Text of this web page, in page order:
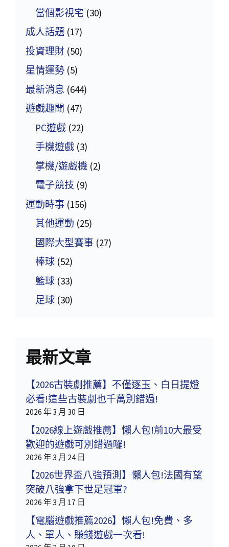
當個影視宅 (30)
成人話題 (17)
投資理財 (50)
星情運勢 (5)
最新消息 (644)
遊戲趣聞 (47)
PC遊戲 (22)
手機遊戲 (3)
掌機/遊戲機 (2)
電子競技 (9)
運動時事 (156)
其他運動 (25)
國際大型賽事 (27)
棒球 (52)
籃球 (33)
足球 (30)
最新文章
【2026古裝劇推薦】不僅逐玉、白日提燈
必看!這些古裝劇也千萬別錯過!
2026 年 3 月 30 日
【2026線上遊戲推薦】懶人包!前10大最受
歡迎的遊戲可別錯過囉!
2026 年 3 月 24 日
【2026世界盃八強預測】懶人包!法國有望
突破八強拿下世足冠軍?
2026 年 3 月 17 日
【電腦遊戲推薦2026】懶人包!免費、多
人、單人、賺錢遊戲一次看!